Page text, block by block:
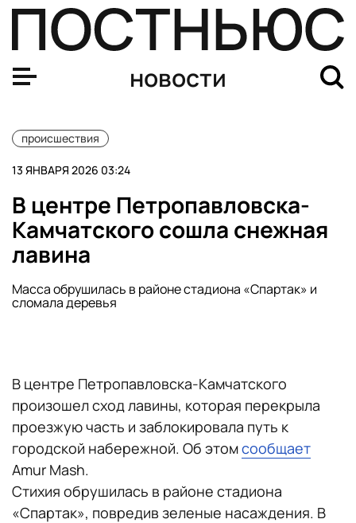
новости
происшествия
13 ЯНВАРЯ 2026 03:24
В центре Петропавловска-
Камчатского сошла снежная
лавина
Масса обрушилась в районе стадиона «Спартак» и
сломала деревья
В центре Петропавловска-Камчатского
произошел сход лавины, которая перекрыла
проезжую часть и заблокировала путь к
городской набережной. Об этомсообщает
Amur Mash.
Стихия обрушилась в районе стадиона
«Спартак», повредив зеленые насаждения. В
В Башкирии пьяная водительница прокляла